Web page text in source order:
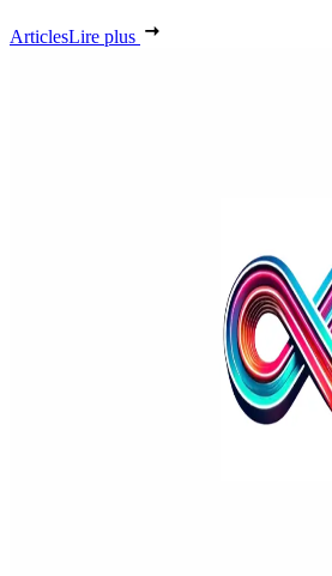
ArticlesLire plus